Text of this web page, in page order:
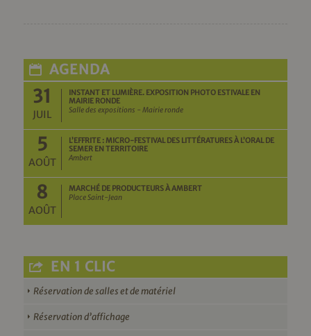
AGENDA
31
JUIL
INSTANT ET LUMIÈRE. EXPOSITION PHOTO ESTIVALE EN
MAIRIE RONDE
Salle des expositions - Mairie ronde
5
AOÛT
L’EFFRITE : MICRO-FESTIVAL DES LITTÉRATURES À L’ORAL DE
SEMER EN TERRITOIRE
Ambert
8
AOÛT
MARCHÉ DE PRODUCTEURS À AMBERT
Place Saint-Jean
EN 1 CLIC
Réservation de salles et de matériel
Réservation d’affichage